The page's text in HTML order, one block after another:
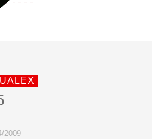
EXVITA INTERPRETANDO A SERRAT
2009